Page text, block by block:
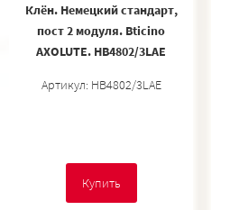
Клён. Немецкий стандарт,
пост 2 модуля. Bticino
AXOLUTE. HB4802/3LAE
Артикул: HB4802/3LAE
Купить